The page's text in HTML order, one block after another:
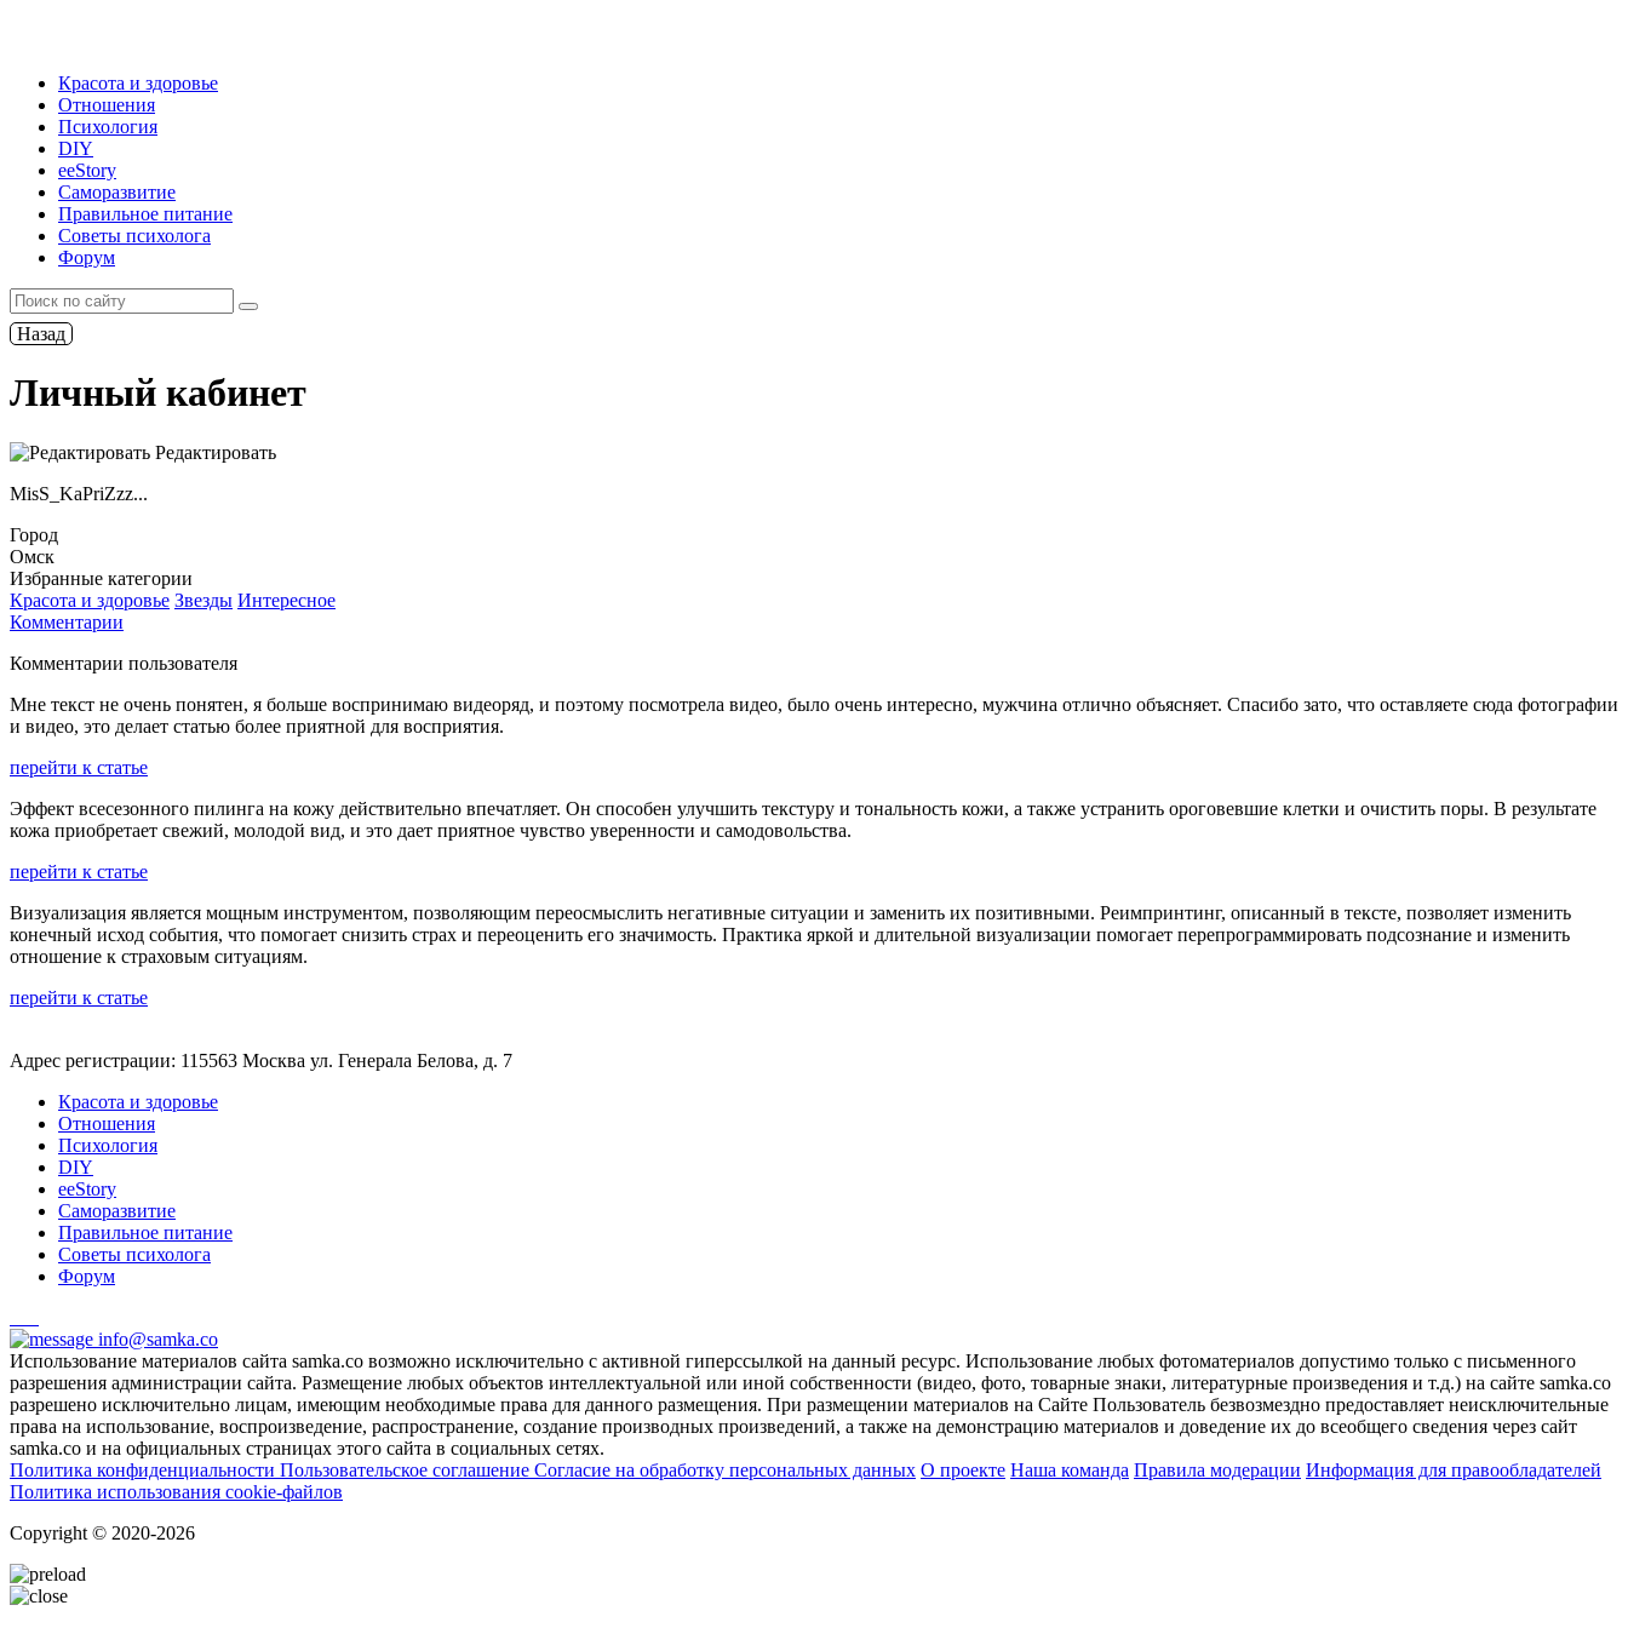
Красота и здоровье
Отношения
Психология
DIY
ееStory
Саморазвитие
Правильное питание
Советы психолога
Форум
Назад
Личный кабинет
Редактировать
MisS_KaPriZzz...
Город
Омск
Избранные категории
Красота и здоровье Звезды Интересное
Комментарии
Комментарии пользователя
Мне текст не очень понятен, я больше воспринимаю видеоряд, и поэтому посмотрела видео, было очень интересно, мужчина отлично объясняет. Спасибо зато, что оставляете сюда фотографии
и видео, это делает статью более приятной для восприятия.
перейти к статье
Эффект всесезонного пилинга на кожу действительно впечатляет. Он способен улучшить текстуру и тональность кожи, а также устранить ороговевшие клетки и очистить поры. В результате
кожа приобретает свежий, молодой вид, и это дает приятное чувство уверенности и самодовольства.
перейти к статье
Визуализация является мощным инструментом, позволяющим переосмыслить негативные ситуации и заменить их позитивными. Реимпринтинг, описанный в тексте, позволяет изменить
конечный исход события, что помогает снизить страх и переоценить его значимость. Практика яркой и длительной визуализации помогает перепрограммировать подсознание и изменить
отношение к страховым ситуациям.
перейти к статье
Адрес регистрации: 115563 Москва ул. Генерала Белова, д. 7
Красота и здоровье
Отношения
Психология
DIY
ееStory
Саморазвитие
Правильное питание
Советы психолога
Форум
info@samka.co
Использование материалов сайта samka.co возможно исключительно с активной гиперссылкой на данный ресурс. Использование любых фотоматериалов допустимо только с письменного
разрешения администрации сайта. Размещение любых объектов интеллектуальной или иной собственности (видео, фото, товарные знаки, литературные произведения и т.д.) на сайте samka.co
разрешено исключительно лицам, имеющим необходимые права для данного размещения. При размещении материалов на Сайте Пользователь безвозмездно предоставляет неисключительные
права на использование, воспроизведение, распространение, создание производных произведений, а также на демонстрацию материалов и доведение их до всеобщего сведения через сайт
samka.co и на официальных страницах этого сайта в социальных сетях.
Политика конфиденциальности Пользовательское соглашение Согласие на обработку персональных данных О проекте Наша команда Правила модерации Информация для правообладателей
Политика использования cookie-файлов
Copyright © 2020-2026